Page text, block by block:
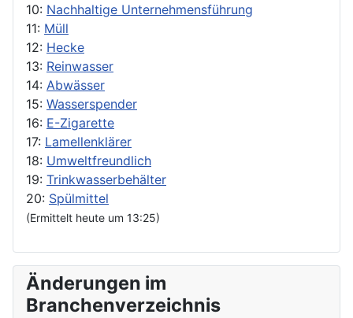
10: Nachhaltige Unternehmensführung
11: Müll
12: Hecke
13: Reinwasser
14: Abwässer
15: Wasserspender
16: E-Zigarette
17: Lamellenklärer
18: Umweltfreundlich
19: Trinkwasserbehälter
20: Spülmittel
(Ermittelt heute um 13:25)
Änderungen im
Branchenverzeichnis